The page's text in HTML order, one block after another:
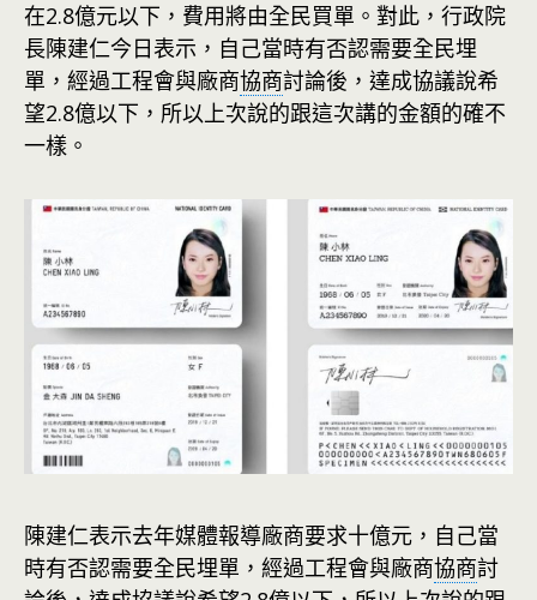
在2.8億元以下，費用將由全民買單。對此，行政院
長陳建仁今日表示，自己當時有否認需要全民埋
單，經過工程會與廠商協商討論後，達成協議說希
望2.8億以下，所以上次說的跟這次講的金額的確不
一樣。
陳建仁表示去年媒體報導廠商要求十億元，自己當
時有否認需要全民埋單，經過工程會與廠商協商討